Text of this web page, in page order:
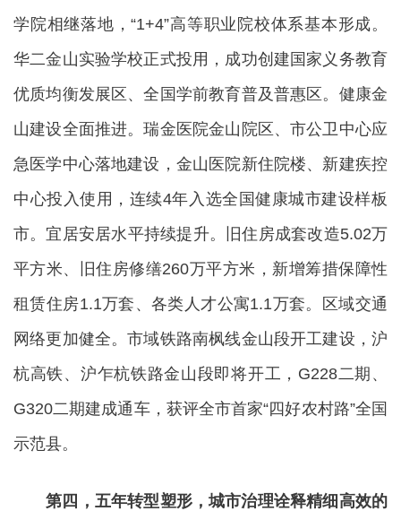
学院相继落地，“1+4”高等职业院校体系基本形成。
华二金山实验学校正式投用，成功创建国家义务教育
优质均衡发展区、全国学前教育普及普惠区。健康金
山建设全面推进。瑞金医院金山院区、市公卫中心应
急医学中心落地建设，金山医院新住院楼、新建疾控
中心投入使用，连续4年入选全国健康城市建设样板
市。宜居安居水平持续提升。旧住房成套改造5.02万
平方米、旧住房修缮260万平方米，新增筹措保障性
租赁住房1.1万套、各类人才公寓1.1万套。区域交通
网络更加健全。市域铁路南枫线金山段开工建设，沪
杭高铁、沪乍杭铁路金山段即将开工，G228二期、
G320二期建成通车，获评全市首家“四好农村路”全国
示范县。
第四，五年转型塑形，城市治理诠释精细高效的